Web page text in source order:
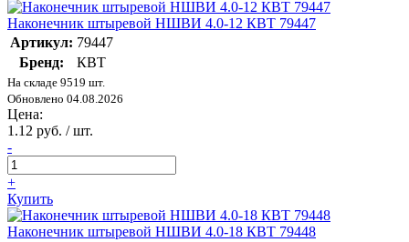
Наконечник штыревой НШВИ 4.0-12 КВТ 79447
Артикул: 79447
Бренд:
КВТ
На складе 9519 шт.
Обновлено 04.08.2026
Цена:
1.12 руб. / шт.
-
+
Купить
Наконечник штыревой НШВИ 4.0-18 КВТ 79448